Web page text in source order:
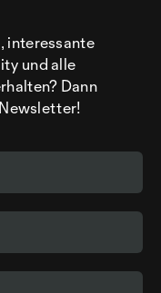
interessante
und alle
Dann